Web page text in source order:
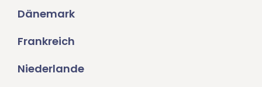
Dänemark
Frankreich
Niederlande